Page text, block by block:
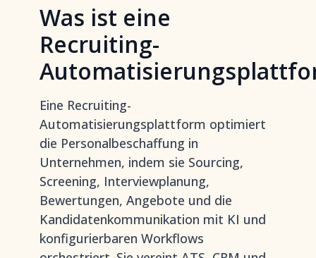
Was ist eine
Recruiting-
Eine Recruiting-
Automatisierungsplattform optimiert
die Personalbeschaffung in
Unternehmen, indem sie Sourcing,
Screening, Interviewplanung,
Bewertungen, Angebote und die
Kandidatenkommunikation mit KI und
konfigurierbaren Workflows